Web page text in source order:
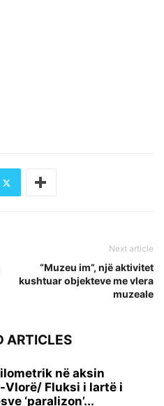
Next article
“Muzeu im”, një aktivitet
kushtuar objekteve me vlera
muzeale
ARTICLES
në aksin
Vlorë/ Fluksi i lartë i
‘paralizon’...